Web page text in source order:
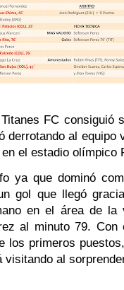
FC consiguió
derrotando al equipo
el estadio olímpico
ya que dominó
gol que llegó
en el área de
al minuto 79.
los primeros
visitando al